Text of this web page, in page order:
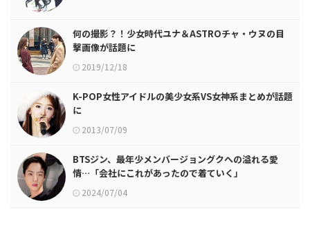
何の撮影？！少女時代ユナ＆ASTROチャ・ウヌの目
撃画像が話題に
2019/12/18
K-POP女性アイドルの美少女系VS女神系まとめが話題
に
2013/07/09
BTSジン、最年少メンバージョングクへの溢れる愛
情…「会社にこれがあったので着ていく」
2024/07/04